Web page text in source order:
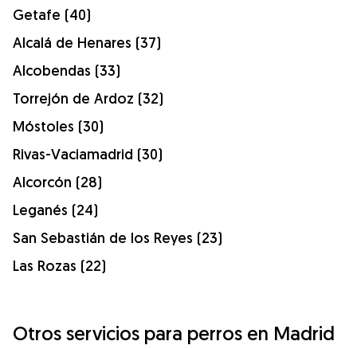
Getafe (40)
Alcalá de Henares (37)
Alcobendas (33)
Torrejón de Ardoz (32)
Móstoles (30)
Rivas-Vaciamadrid (30)
Alcorcón (28)
Leganés (24)
San Sebastián de los Reyes (23)
Las Rozas (22)
Otros servicios para perros en Madrid